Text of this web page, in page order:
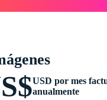
USD por mes
anualmente